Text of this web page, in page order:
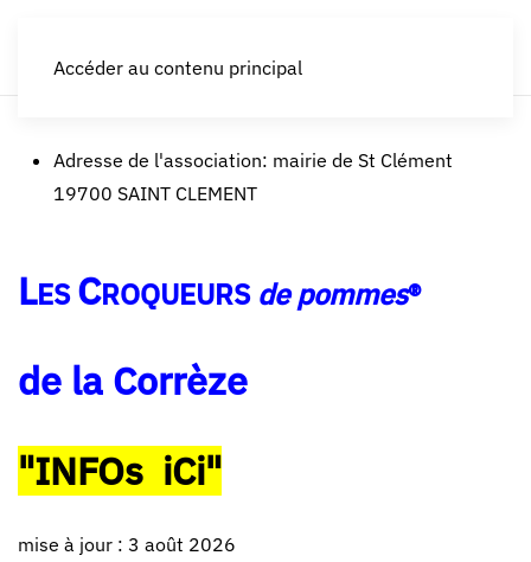
Accéder au contenu principal
Adresse de l'association: mairie de St Clément
19700 SAINT CLEMENT
LESCROQUEURS de pommes®
de la Corrèze
"INFOs iCi"
mise à jour : 3 août 2026